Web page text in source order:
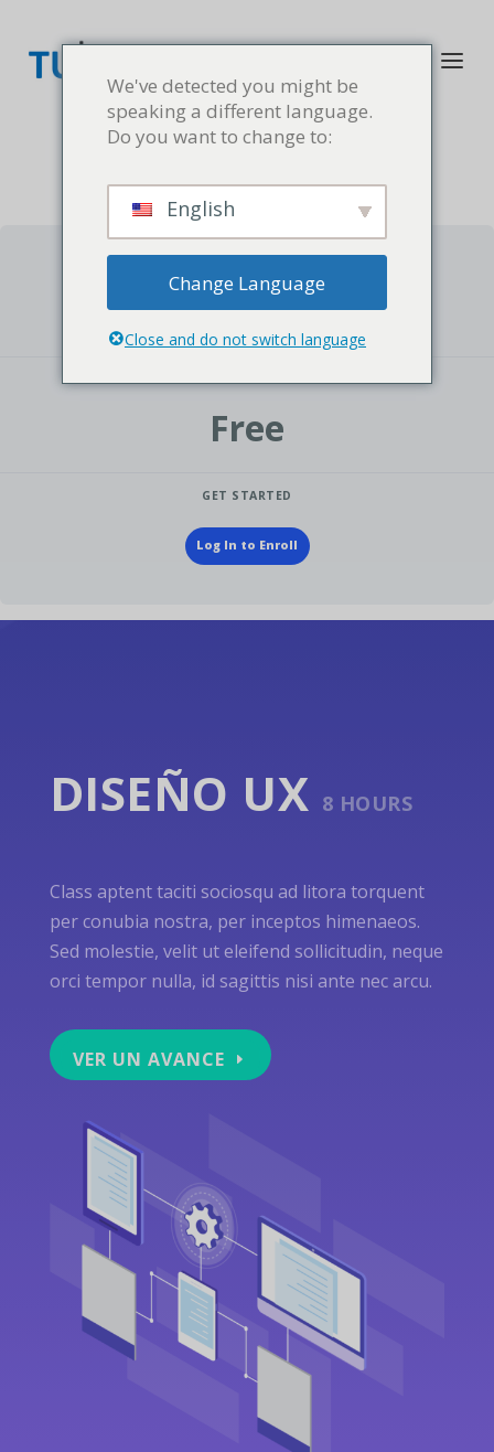
NOT ENROLLED
Free
GET STARTED
Log In to Enroll
DISEÑO UX 8 HOURS
Class aptent taciti sociosqu ad litora torquent
per conubia nostra, per inceptos himenaeos.
Sed molestie, velit ut eleifend sollicitudin, neque
orci tempor nulla, id sagittis nisi ante nec arcu.
VER UN AVANCE
We've detected you might be
speaking a different language.
Do you want to change to:
English
Change Language
Close and do not switch language